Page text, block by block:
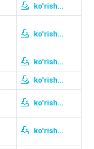
ko'rish...
ko'rish...
ko'rish...
ko'rish...
ko'rish...
ko'rish...